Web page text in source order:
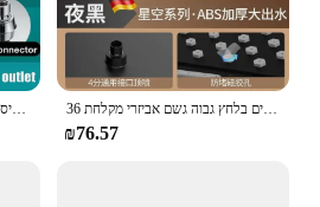
25 ס "מ זרימה גדולה תקרה גבוהה לחץ ראש מקלחת רכוב 5 מצבים זרבובית תרסיס לוח גדול גשם גשם על מקלחת 36 ס "מ פאנל גדול תקרה זרימה גדולה תקרה על ראש מקלחת סט 3 מצבים בלחץ גבוה גשם אביזרי מקלחת
₪76.57